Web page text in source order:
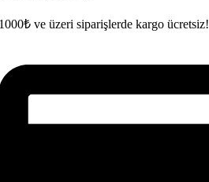
ve üzeri siparişlerde kargo ücretsiz!